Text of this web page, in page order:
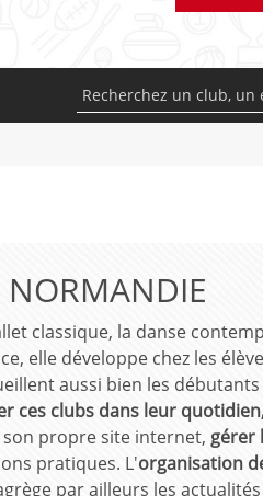
classique, la danse
elle développe chez les
aussi bien les
ces clubs dans leur
propre site internet, gérer
pratiques. L'organisation
par ailleurs les